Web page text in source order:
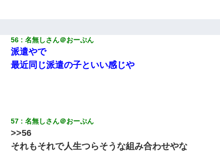
56 名無しさん＠おーぷん
派遣やで
最近同じ派遣の子といい感じや
57 名無しさん＠おーぷん
>>56
それもそれで人生つらそうな組み合わせやな